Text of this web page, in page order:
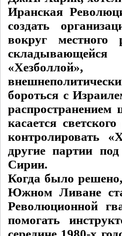
Иранская
создать
вокруг местного
бороться с
касается
контролировать
другие партии
Сирии.
Когда было
Южном Ливане
Революционной
помогать